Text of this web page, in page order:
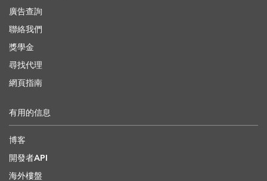
廣告查詢
聯絡我們
獎學金
尋找代理
網頁指南
有用的信息
博客
開發者API
海外樓盤